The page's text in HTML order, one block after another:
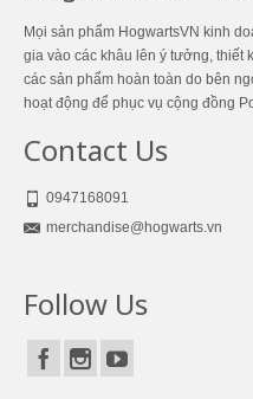
Mọi sản phẩm HogwartsVN kinh
gia vào các khâu lên ý tưởng, thiết
các sản phẩm hoàn toàn do bên
hoạt động để phục vụ cộng đồng
Contact Us
0947168091
merchandise@hogwarts.vn
Follow Us